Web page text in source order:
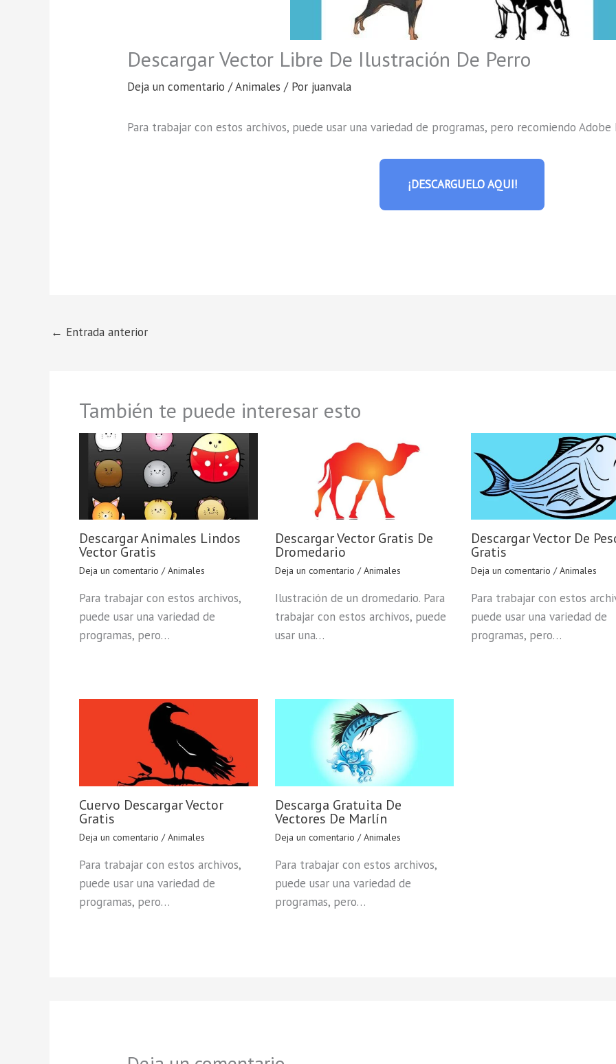
Descargar Vector Libre De Ilustración De Perro
Deja un comentario /Animales / Por juanvala
Para trabajar con estos archivos, puede usar una variedad de programas, pero recomiendo
¡DESCARGUELO AQUI!
← Entrada anterior
También te puede interesar esto
Descargar Animales Lindos
Vector Gratis
Deja un comentario /Animales
Para trabajar con estos archivos,
puede usar una variedad de
programas, pero…
Descargar Vector Gratis De
Dromedario
Deja un comentario /Animales
Ilustración de un dromedario. Para
trabajar con estos archivos, puede
usar una…
Descargar Vector De
Gratis
Deja un comentario /Animales
Para trabajar con estos
puede usar una variedad de
programas, pero…
Cuervo Descargar Vector
Gratis
Deja un comentario /Animales
Para trabajar con estos archivos,
puede usar una variedad de
programas, pero…
Descarga Gratuita De
Vectores De Marlín
Deja un comentario /Animales
Para trabajar con estos archivos,
puede usar una variedad de
programas, pero…